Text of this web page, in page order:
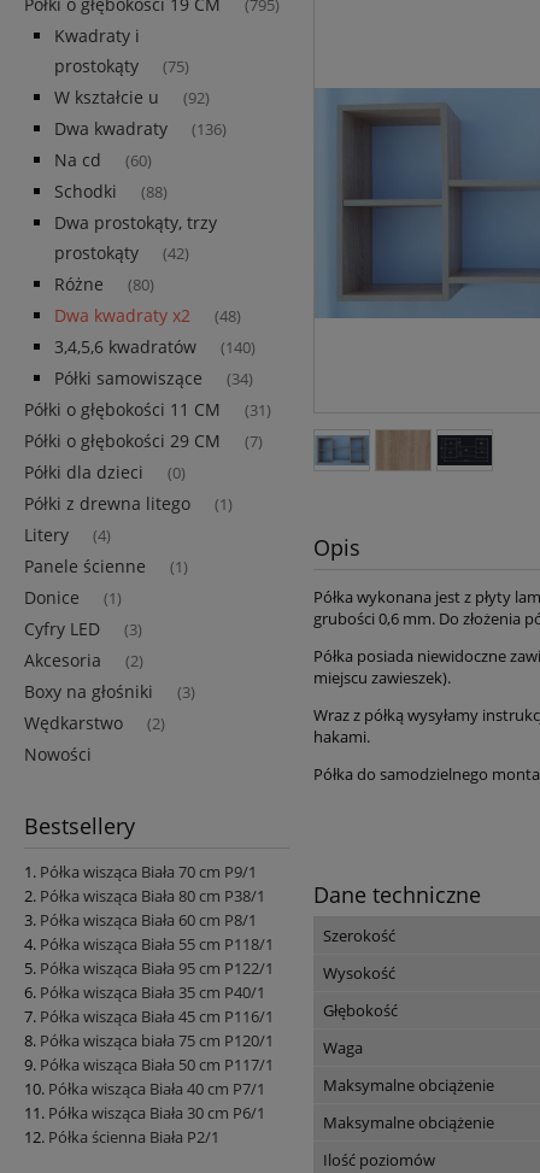
(795)
Kwadraty i
prostokąty
(75)
W kształcie u (92)
Dwa kwadraty (136)
Na cd (60)
Schodki (88)
Dwa prostokąty, trzy
prostokąty
(42)
Różne (80)
Dwa kwadraty x2 (48)
3,4,5,6 kwadratów (140)
Półki samowiszące (34)
Półki o głębokości 11 CM (31)
Półki o głębokości 29 CM (7)
Półki dla dzieci (0)
Półki z drewna litego (1)
Litery (4)
Panele ścienne (1)
Donice (1)
Cyfry LED (3)
Akcesoria (2)
Boxy na głośniki (3)
Wędkarstwo (2)
Nowości
Bestsellery
Półka wisząca Biała 70 cm P9/1
Półka wisząca Biała 80 cm P38/1
Półka wisząca Biała 60 cm P8/1
Półka wisząca Biała 55 cm P118/1
Półka wisząca Biała 95 cm P122/1
Półka wisząca Biała 35 cm P40/1
Półka wisząca Biała 45 cm P116/1
Półka wisząca biała 75 cm P120/1
Półka wisząca Biała 50 cm P117/1
Półka wisząca Biała 40 cm P7/1
Półka wisząca Biała 30 cm P6/1
Półka ścienna Biała P2/1
Opis
Półka wykonana jest z płyty
grubości 0,6 mm. Do złożenia
Półka posiada niewidoczne
miejscu zawieszek).
Wraz z półką wysyłamy
hakami.
Półka do samodzielnego
Dane techniczne
Szerokość
Wysokość
Głębokość
Waga
Maksymalne obciążenie
Maksymalne obciążenie
Ilość poziomów